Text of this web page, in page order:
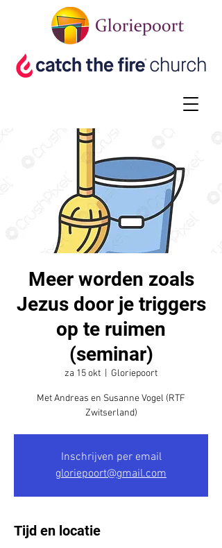
Meer worden zoals
Jezus door je triggers
op te ruimen
(seminar)
za 15 okt Gloriepoort
Met Andreas en Susanne Vogel (RTF
Zwitserland)
Inschrijven per email
gloriepoort@gmail.com
Tijd en locatie